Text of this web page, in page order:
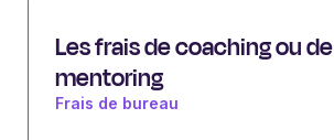
Les frais de coaching ou de
mentoring
Frais de bureau